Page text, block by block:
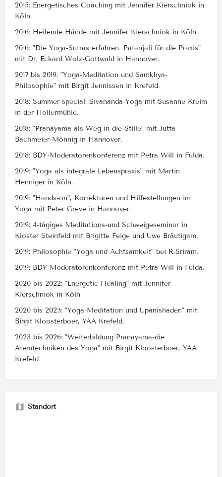
2015: Energetisches Coaching mit Jennifer Kierschniok in
Köln.
2016: Heilende Hände mit Jennifer Kierschniok in Köln.
2016: "Die Yoga-Sutras erfahren. Patanjali für die Praxis"
mit Dr. Eckard Wolz-Gottwald in Hannover.
2017 bis 2019: "Yoga-Meditation und Samkhya-
Philosophie" mit Birgit Jennissen in Krefeld.
2018: Summer-special: Sivananda-Yoga mit Susanne Kreim
in der Hollermühle.
2018: "Pranayama als Weg in die Stille" mit Jutta
Bachmeier-Mönnig in Hannover.
2018: BDY-Moderatorenkonferenz mit Petra Will in Fulda.
2019: "Yoga als integrale Lebenspraxis" mit Martin
Henniger in Köln.
2019: "Hands-on", Korrekturen und Hilfestellungen im
Yoga mit Peter Greve in Hannover.
2019: 4-tägiges Meditations-und Schweigeseminar in
Kloster Steinfeld mit Brigitte Feige und Uwe Bräutigam.
2019: Philosophie "Yoga und Achtsamkeit" bei R.Sriram.
2019: BDY-Moderatorenkonferenz mit Petra Will in Fulda.
2020 bis 2022: "Energetic-Healing" mit Jennifer
Kierschniok in Köln
2020 bis 2023: "Yoga-Meditation und Upanishaden" mit
Birgit Kloosterboer, YAA Krefeld.
2023 bis 2026: "Weiterbildung Pranayama-die
Atemtechniken des Yoga" mit Birgit Kloosterboer, YAA
Krefeld
Standort